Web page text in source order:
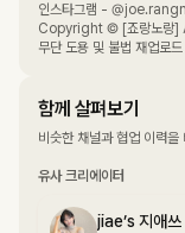
인스타그램 -
Copyright © [죠랑노랑
무단 도용 및 불법 재업로드
함께 살펴보기
비슷한 채널과 협업 이력을
유사 크리에이터
jiae’s 지애쓰